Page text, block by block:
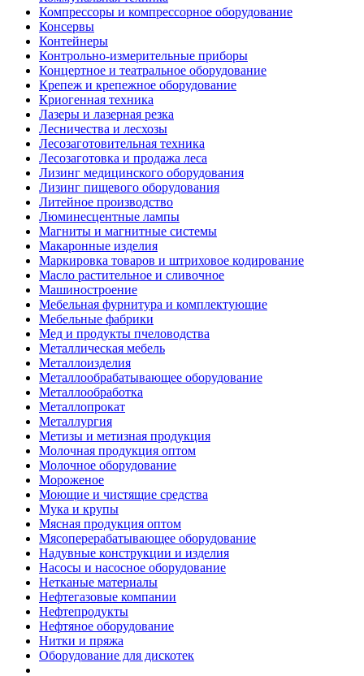
Компрессоры и компрессорное оборудование
Консервы
Контейнеры
Контрольно-измерительные приборы
Концертное и театральное оборудование
Крепеж и крепежное оборудование
Криогенная техника
Лазеры и лазерная резка
Лесничества и лесхозы
Лесозаготовительная техника
Лесозаготовка и продажа леса
Лизинг медицинского оборудования
Лизинг пищевого оборудования
Литейное производство
Люминесцентные лампы
Магниты и магнитные системы
Макаронные изделия
Маркировка товаров и штриховое кодирование
Масло растительное и сливочное
Машиностроение
Мебельная фурнитура и комплектующие
Мебельные фабрики
Мед и продукты пчеловодства
Металлическая мебель
Металлоизделия
Металлообрабатывающее оборудование
Металлообработка
Металлопрокат
Металлургия
Метизы и метизная продукция
Молочная продукция оптом
Молочное оборудование
Мороженое
Моющие и чистящие средства
Мука и крупы
Мясная продукция оптом
Мясоперерабатывающее оборудование
Надувные конструкции и изделия
Насосы и насосное оборудование
Нетканые материалы
Нефтегазовые компании
Нефтепродукты
Нефтяное оборудование
Нитки и пряжа
Оборудование для дискотек